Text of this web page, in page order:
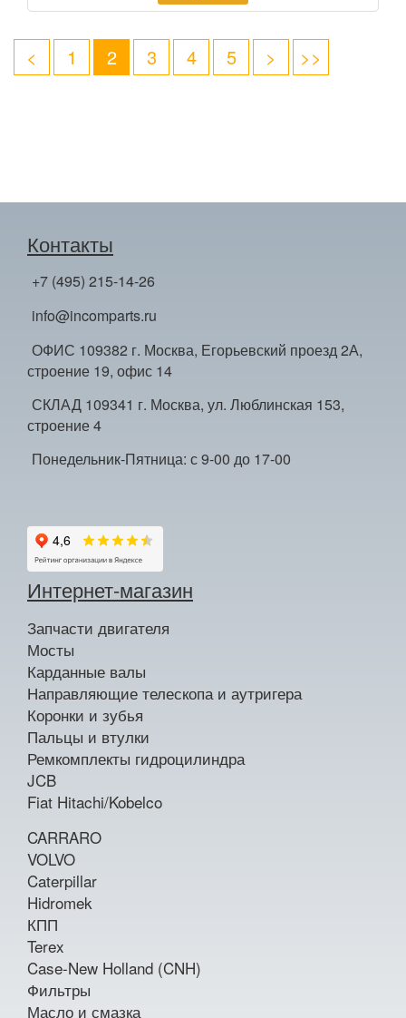
< 1 2 3 4 5 > >>
Контакты
+7 (495) 215-14-26
info@incomparts.ru
ОФИС 109382 г. Москва, Егорьевский проезд 2А,
строение 19, офис 14
СКЛАД 109341 г. Москва, ул. Люблинская 153,
строение 4
Понедельник-Пятница: с 9-00 до 17-00
Интернет-магазин
Запчасти двигателя
Мосты
Карданные валы
Направляющие телескопа и аутригера
Коронки и зубья
Пальцы и втулки
Ремкомплекты гидроцилиндра
JCB
Fiat Hitachi/Kobelco
CARRARO
VOLVO
Caterpillar
Hidromek
КПП
Terex
Case-New Holland (CNH)
Фильтры
Масло и смазка